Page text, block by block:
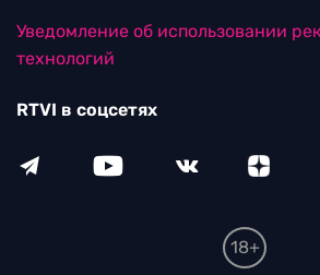
Уведомление об использовании
технологий
RTVI в соцсетях
18+